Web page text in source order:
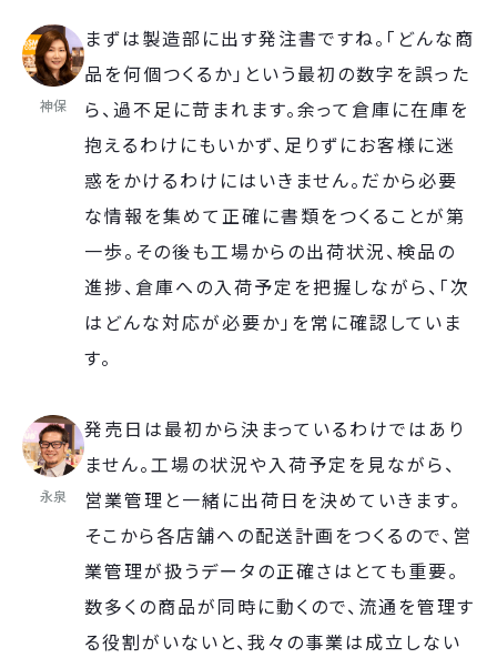
神保
まずは製造部に出す発注書ですね。「どんな商
品を何個つくるか」という最初の数字を誤った
ら、過不足に苛まれます。余って倉庫に在庫を
抱えるわけにもいかず、足りずにお客様に迷
惑をかけるわけにはいきません。だから必要
な情報を集めて正確に書類をつくることが第
一歩。その後も工場からの出荷状況、検品の
進捗、倉庫への入荷予定を把握しながら、「次
はどんな対応が必要か」を常に確認していま
す。
永泉
発売日は最初から決まっているわけではあり
ません。工場の状況や入荷予定を見ながら、
営業管理と一緒に出荷日を決めていきます。
そこから各店舗への配送計画をつくるので、営
業管理が扱うデータの正確さはとても重要。
数多くの商品が同時に動くので、流通を管理す
る役割がいないと、我々の事業は成立しない